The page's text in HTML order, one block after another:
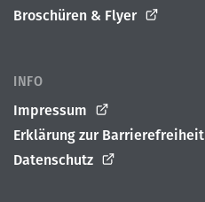
Broschüren & Flyer
INFO
Impressum
Erklärung zur Barrierefreiheit
Datenschutz